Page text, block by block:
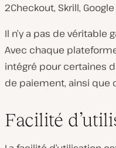
2Checkout, Skrill,
Il n’y a pas de véritable
Avec chaque
intégré pour certaines
de paiement, ainsi que
Facilité